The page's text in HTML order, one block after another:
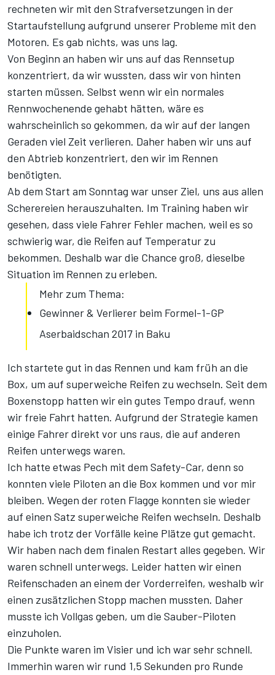
rechneten wir mit den Strafversetzungen in der
Startaufstellung aufgrund unserer Probleme mit den
Motoren. Es gab nichts, was uns lag.
Von Beginn an haben wir uns auf das Rennsetup
konzentriert, da wir wussten, dass wir von hinten
starten müssen. Selbst wenn wir ein normales
Rennwochenende gehabt hätten, wäre es
wahrscheinlich so gekommen, da wir auf der langen
Geraden viel Zeit verlieren. Daher haben wir uns auf
den Abtrieb konzentriert, den wir im Rennen
benötigten.
Ab dem Start am Sonntag war unser Ziel, uns aus allen
Scherereien herauszuhalten. Im Training haben wir
gesehen, dass viele Fahrer Fehler machen, weil es so
schwierig war, die Reifen auf Temperatur zu
bekommen. Deshalb war die Chance groß, dieselbe
Situation im Rennen zu erleben.
Mehr zum Thema:
Gewinner & Verlierer beim Formel-1-GP
Aserbaidschan 2017 in Baku
Ich startete gut in das Rennen und kam früh an die
Box, um auf superweiche Reifen zu wechseln. Seit dem
Boxenstopp hatten wir ein gutes Tempo drauf, wenn
wir freie Fahrt hatten. Aufgrund der Strategie kamen
einige Fahrer direkt vor uns raus, die auf anderen
Reifen unterwegs waren.
Ich hatte etwas Pech mit dem Safety-Car, denn so
konnten viele Piloten an die Box kommen und vor mir
bleiben. Wegen der roten Flagge konnten sie wieder
auf einen Satz superweiche Reifen wechseln. Deshalb
habe ich trotz der Vorfälle keine Plätze gut gemacht.
Wir haben nach dem finalen Restart alles gegeben. Wir
waren schnell unterwegs. Leider hatten wir einen
Reifenschaden an einem der Vorderreifen, weshalb wir
einen zusätzlichen Stopp machen mussten. Daher
musste ich Vollgas geben, um die Sauber-Piloten
einzuholen.
Die Punkte waren im Visier und ich war sehr schnell.
Immerhin waren wir rund 1,5 Sekunden pro Runde